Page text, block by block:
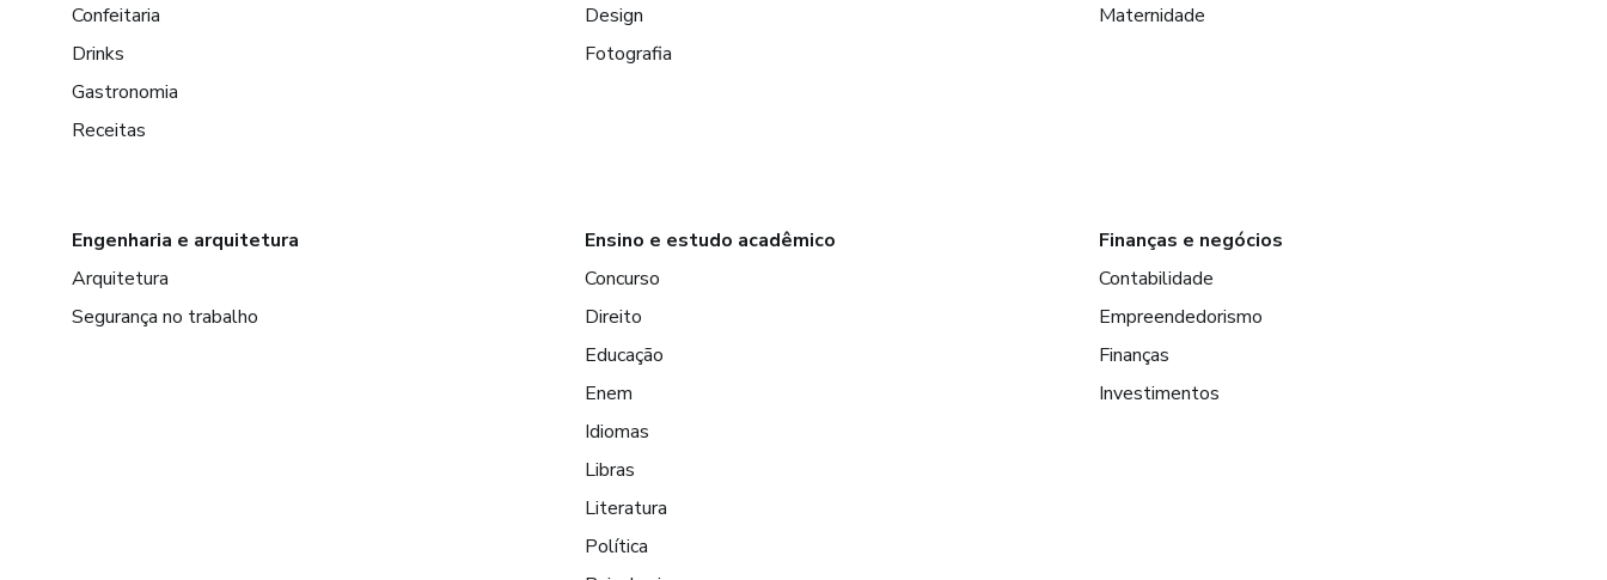
Confeitaria
Drinks
Gastronomia
Receitas
Design
Fotografia
Maternidade
Engenharia e arquitetura
Arquitetura
Segurança no trabalho
Ensino e estudo acadêmico
Concurso
Direito
Educação
Enem
Idiomas
Libras
Literatura
Política
Finanças e negócios
Contabilidade
Empreendedorismo
Finanças
Investimentos